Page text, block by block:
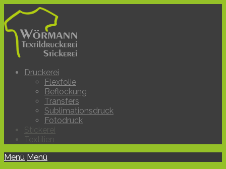
Druckerei
Flexfolie
Beflockung
Transfers
Sublimationsdruck
Fotodruck
Stickerei
Textilien
Menü Menü